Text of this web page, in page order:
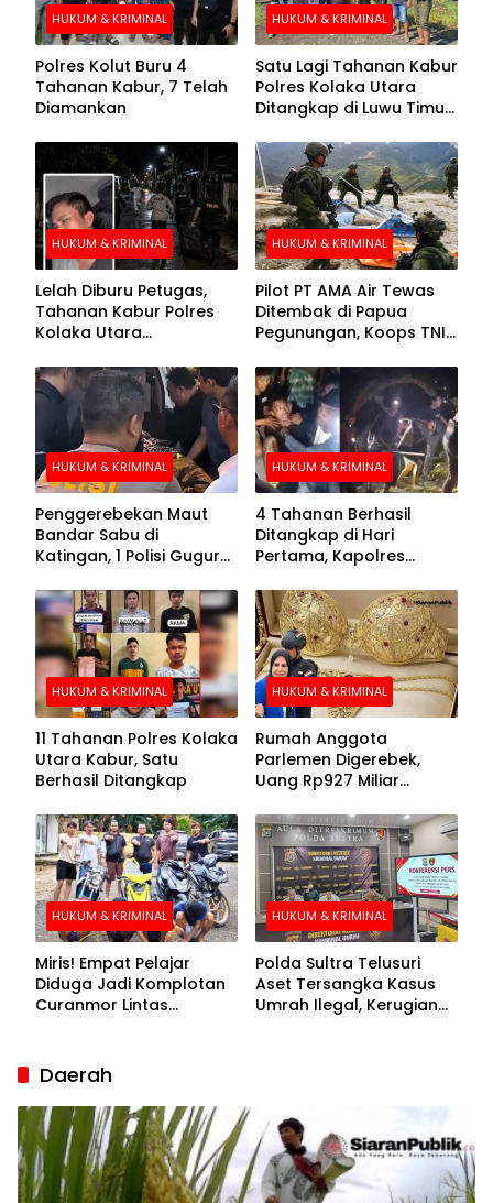
HUKUM & KRIMINAL
Polres Kolut Buru 4
Tahanan Kabur, 7 Telah
Diamankan
HUKUM & KRIMINAL
Satu Lagi Tahanan Kabur
Polres Kolaka Utara
Ditangkap di Luwu Timur,
HUKUM & KRIMINAL
Lelah Diburu Petugas,
Tahanan Kabur Polres
Kolaka Utara
HUKUM & KRIMINAL
Pilot PT AMA Air Tewas
Ditembak di Papua
Pegunungan, Koops TNI
Evakuasi Jenazah
Korban
HUKUM & KRIMINAL
Penggerebekan Maut
Bandar Sabu di
Katingan, 1 Polisi Gugur
HUKUM & KRIMINAL
4 Tahanan Berhasil
Ditangkap di Hari
Pertama, Kapolres
Buronan Segera
Menyerahkan Diri
HUKUM & KRIMINAL
11 Tahanan Polres Kolaka
Utara Kabur, Satu
Berhasil Ditangkap
HUKUM & KRIMINAL
Rumah Anggota
Parlemen Digerebek,
Uang Rp927 Miliar
HUKUM & KRIMINAL
Miris! Empat Pelajar
Diduga Jadi Komplotan
Curanmor Lintas
HUKUM & KRIMINAL
Polda Sultra Telusuri
Aset Tersangka Kasus
Umrah Ilegal, Kerugian
Daerah